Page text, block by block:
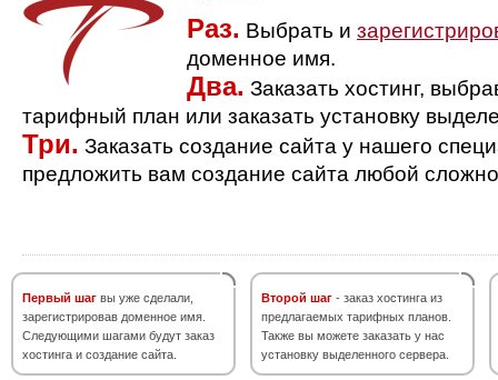
Раз. Выбрать и
доменное имя.
Два. Заказать хостинг,
тарифный план или заказать установку
Три. Заказать создание сайта у нашего
предложить вам создание сайта любой
Первый шаг вы уже сделали,
зарегистрировав доменное имя.
Следующими шагами будут заказ
хостинга и создание сайта.
Второй шаг - заказ хостинга из
предлагаемых тарифных планов.
Также вы можете заказать у нас
установку выделенного сервера.